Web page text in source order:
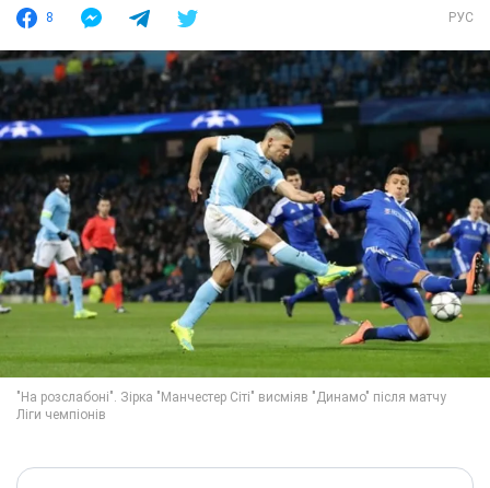
8 РУС